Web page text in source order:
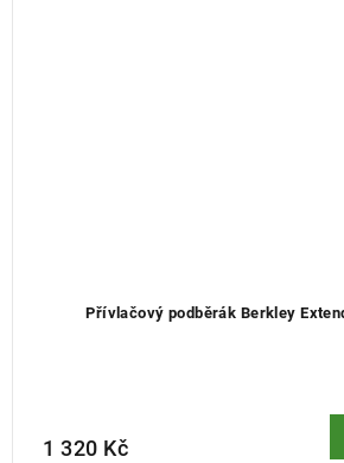
Přívlačový podběrák Berkley
1 320 Kč